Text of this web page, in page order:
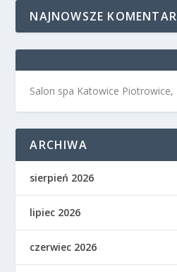
NAJNOWSZE
Salon spa Katowice
ARCHIWA
sierpień 2026
lipiec 2026
czerwiec 2026